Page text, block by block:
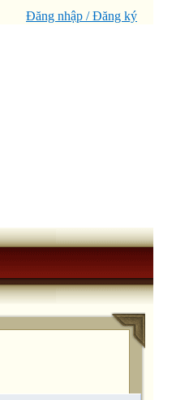
Đăng nhập / Đăng ký